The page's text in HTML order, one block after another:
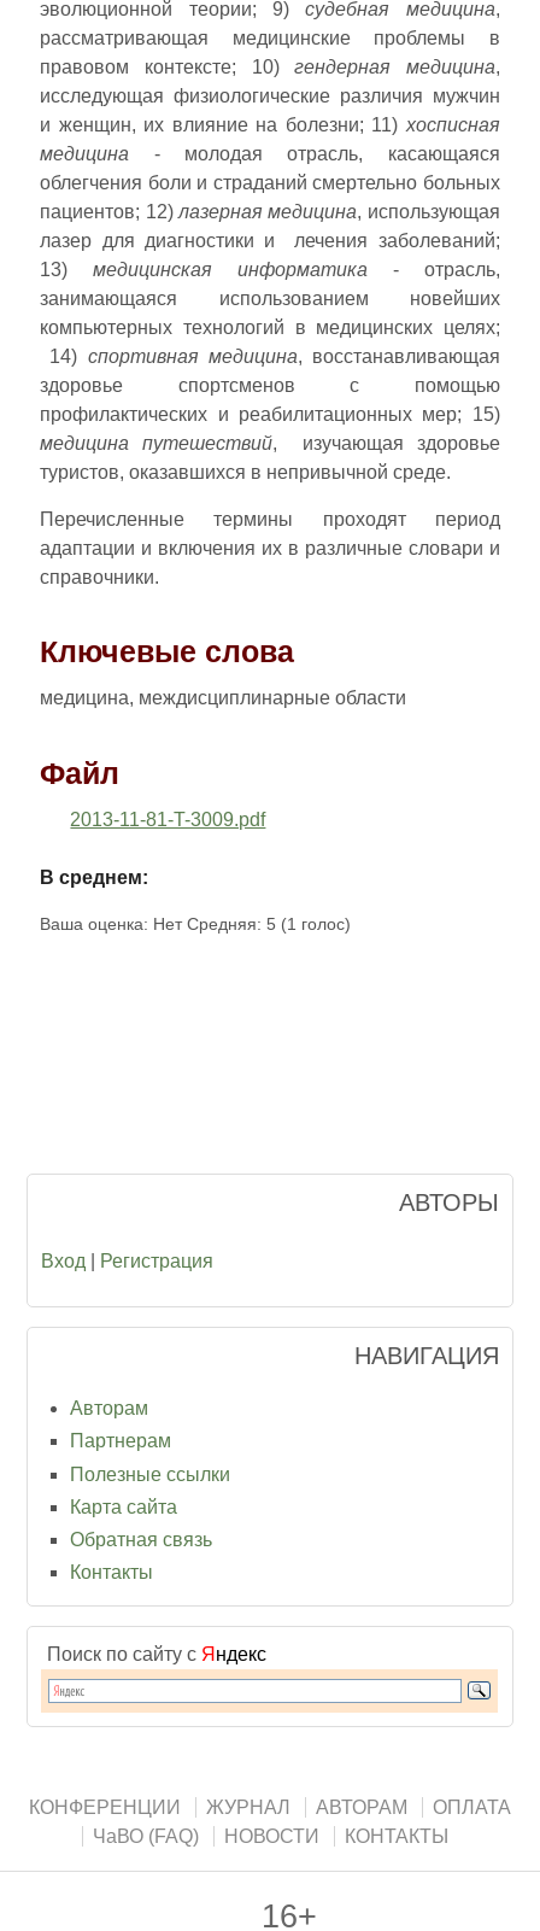
эволюционной теории; 9)судебная медицина,
рассматривающая медицинские проблемы в
правовом контексте; 10)гендерная медицина,
исследующая физиологические различия мужчин
и женщин, их влияние на болезни; 11) хосписная
медицина - молодая отрасль, касающаяся
облегчения боли и страданий смертельно больных
пациентов; 12) лазерная медицина, использующая
лазер для диагностики и лечения заболеваний;
13)медицинская информатика - отрасль,
занимающаяся использованием новейших
компьютерных технологий в медицинских целях;
14) спортивная медицина, восстанавливающая
здоровье спортсменов с помощью
профилактических и реабилитационных мер; 15)
медицина путешествий, изучающая здоровье
туристов, оказавшихся в непривычной среде.
Перечисленные термины проходят период
адаптации и включения их в различные словари и
справочники.
Ключевые слова
медицина, междисциплинарные области
Файл
2013-11-81-T-3009.pdf
В среднем:
Ваша оценка: Нет Средняя:5 (1 голос)
АВТОРЫ
Вход Регистрация
НАВИГАЦИЯ
Авторам
Партнерам
Полезные ссылки
Карта сайта
Обратная связь
Контакты
Поиск по сайту с Я ндекс
КОНФЕРЕНЦИИ ЖУРНАЛ АВТОРАМ
ОПЛАТА
ЧаВО (FAQ)
НОВОСТИ КОНТАКТЫ
16+